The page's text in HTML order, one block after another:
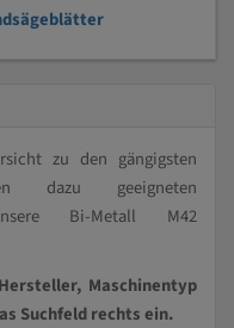
zu den gängigsten
dazu geeigneten
Bi-Metall M42
Maschinentyp
Suchfeld rechts ein.